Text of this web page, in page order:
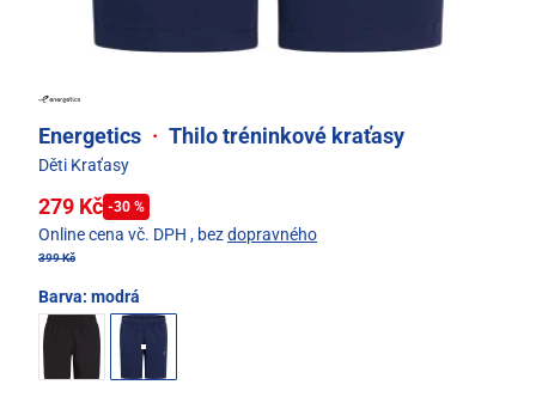
Energetics · Thilo tréninkové kraťasy
Děti Kraťasy
279 Kč -30 %
Online cena vč. DPH , bezdopravného
399 Kč
Barva: modrá